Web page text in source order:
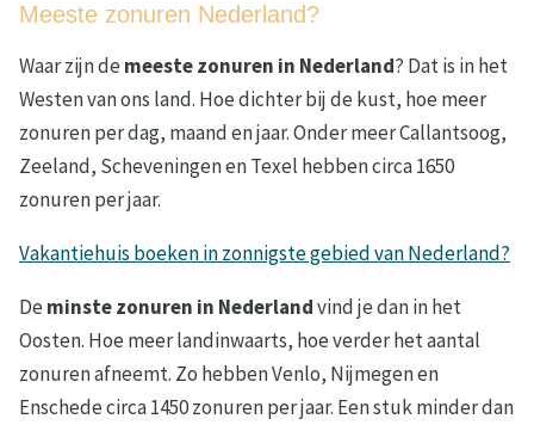
Meeste zonuren Nederland?
Waar zijn de meeste zonuren in Nederland? Dat is in het
Westen van ons land. Hoe dichter bij de kust, hoe meer
zonuren per dag, maand en jaar. Onder meer Callantsoog,
Zeeland, Scheveningen en Texel hebben circa 1650
zonuren per jaar.
Vakantiehuis boeken in zonnigste gebied van Nederland?
De minste zonuren in Nederlandvind je dan in het
Oosten. Hoe meer landinwaarts, hoe verder het aantal
zonuren afneemt. Zo hebben Venlo, Nijmegen en
Enschede circa 1450 zonuren per jaar. Een stuk minder dan